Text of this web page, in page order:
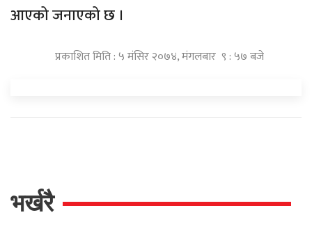
आएको जनाएको छ ।
प्रकाशित मिति : ५ मंसिर २०७४, मंगलबार ९ : ५७ बजे
भर्खरै